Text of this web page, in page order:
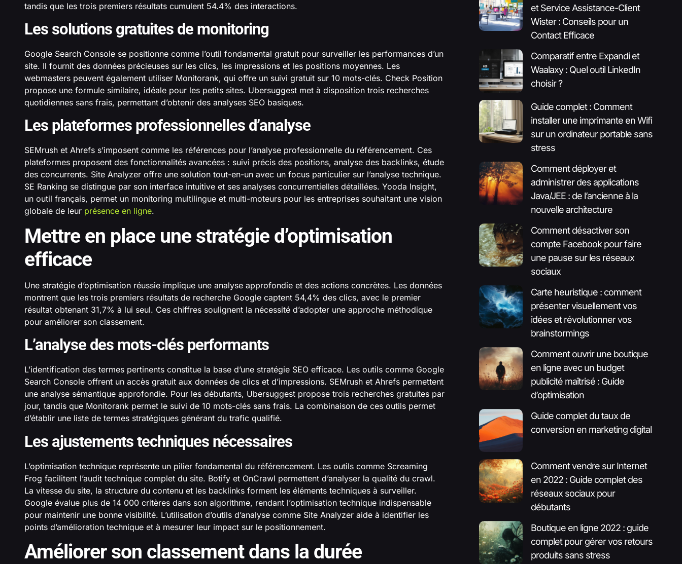
tandis que les trois premiers résultats cumulent 54.4% des interactions.
Les solutions gratuites de monitoring
Google Search Console se positionne comme l’outil fondamental gratuit pour surveiller les performances d’un
site. Il fournit des données précieuses sur les clics, les impressions et les positions moyennes. Les
webmasters peuvent également utiliser Monitorank, qui offre un suivi gratuit sur 10 mots-clés. Check Position
propose une formule similaire, idéale pour les petits sites. Ubersuggest met à disposition trois recherches
quotidiennes sans frais, permettant d’obtenir des analyses SEO basiques.
Les plateformes professionnelles d’analyse
SEMrush et Ahrefs s’imposent comme les références pour l’analyse professionnelle du référencement. Ces
plateformes proposent des fonctionnalités avancées : suivi précis des positions, analyse des backlinks, étude
des concurrents. Site Analyzer offre une solution tout-en-un avec un focus particulier sur l’analyse technique.
SE Ranking se distingue par son interface intuitive et ses analyses concurrentielles détaillées. Yooda Insight,
un outil français, permet un monitoring multilingue et multi-moteurs pour les entreprises souhaitant une vision
globale de leur présence en ligne.
Mettre en place une stratégie d’optimisation
efficace
Une stratégie d’optimisation réussie implique une analyse approfondie et des actions concrètes. Les données
montrent que les trois premiers résultats de recherche Google captent 54,4% des clics, avec le premier
résultat obtenant 31,7% à lui seul. Ces chiffres soulignent la nécessité d’adopter une approche méthodique
pour améliorer son classement.
L’analyse des mots-clés performants
L’identification des termes pertinents constitue la base d’une stratégie SEO efficace. Les outils comme Google
Search Console offrent un accès gratuit aux données de clics et d’impressions. SEMrush et Ahrefs permettent
une analyse sémantique approfondie. Pour les débutants, Ubersuggest propose trois recherches gratuites par
jour, tandis que Monitorank permet le suivi de 10 mots-clés sans frais. La combinaison de ces outils permet
d’établir une liste de termes stratégiques générant du trafic qualifié.
Les ajustements techniques nécessaires
L’optimisation technique représente un pilier fondamental du référencement. Les outils comme Screaming
Frog facilitent l’audit technique complet du site. Botify et OnCrawl permettent d’analyser la qualité du crawl.
La vitesse du site, la structure du contenu et les backlinks forment les éléments techniques à surveiller.
Google évalue plus de 14 000 critères dans son algorithme, rendant l’optimisation technique indispensable
pour maintenir une bonne visibilité. L’utilisation d’outils d’analyse comme Site Analyzer aide à identifier les
points d’amélioration technique et à mesurer leur impact sur le positionnement.
Améliorer son classement dans la durée
et Service Assistance-Client
Wister : Conseils pour un
Contact Efficace
Comparatif entre Expandi et
Waalaxy : Quel outil LinkedIn
choisir ?
Guide complet : Comment
installer une imprimante en Wifi
sur un ordinateur portable sans
stress
Comment déployer et
administrer des applications
Java/JEE : de l’ancienne à la
nouvelle architecture
Comment désactiver son
compte Facebook pour faire
une pause sur les réseaux
sociaux
Carte heuristique : comment
présenter visuellement vos
idées et révolutionner vos
brainstormings
Comment ouvrir une boutique
en ligne avec un budget
publicité maîtrisé : Guide
d’optimisation
Guide complet du taux de
conversion en marketing digital
Comment vendre sur Internet
en 2022 : Guide complet des
réseaux sociaux pour
débutants
Boutique en ligne 2022 : guide
complet pour gérer vos retours
produits sans stress